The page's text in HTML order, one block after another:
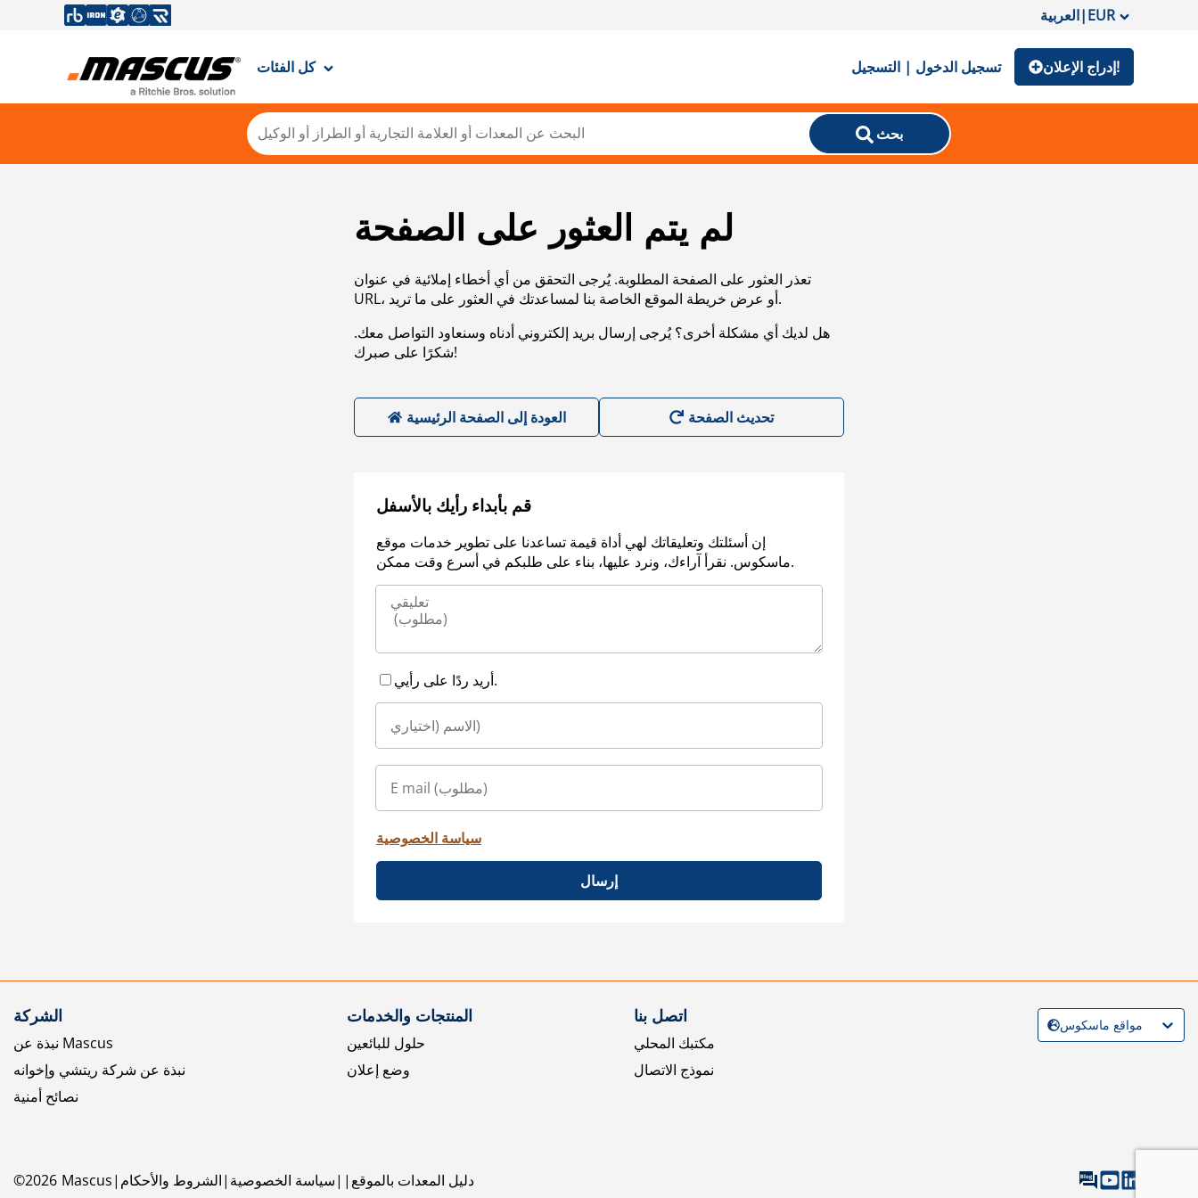
العربية|EUR
كل الفئات تسجيل الدخول | التسجيل إدراج الإعلان!
بحث
لم يتم العثور على الصفحة
تعذر العثور على الصفحة المطلوبة. يُرجى التحقق من أي أخطاء إملائية في عنوان
URL، أو عرض خريطة الموقع الخاصة بنا لمساعدتك في العثور على ما تريد.
هل لديك أي مشكلة أخرى؟ يُرجى إرسال بريد إلكتروني أدناه وسنعاود التواصل معك.
شكرًا على صبرك!
العودة إلى الصفحة الرئيسية
قم بأبداء رأيك بالأسفل
إن أسئلتك وتعليقاتك لهي أداة قيمة تساعدنا على تطوير خدمات موقع
ماسكوس. نقرأ آراءك، ونرد عليها، بناء على طلبكم في أسرع وقت ممكن.
أريد ردًا على رأيي.
سياسة الخصوصية
إرسال
الشركة
نبذة عن Mascus
نبذة عن شركة ريتشي وإخوانه
نصائح أمنية
المنتجات والخدمات
حلول للبائعين
وضع إعلان
اتصل بنا
مكتبك المحلي
نموذج الاتصال
©2026 Mascus الشروط والأحكام سياسة الخصوصية دليل المعدات بالموقع
مواقع ماسكوس